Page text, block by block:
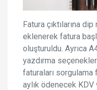
Fatura çıktılarına
eklenerek fatura
oluşturuldu. Ayrıca
yazdırma
faturaları
aylık ödenecek KDV